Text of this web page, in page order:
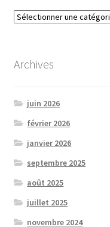
Catégories
Archives
juin 2026
février 2026
janvier 2026
septembre 2025
août 2025
juillet 2025
novembre 2024